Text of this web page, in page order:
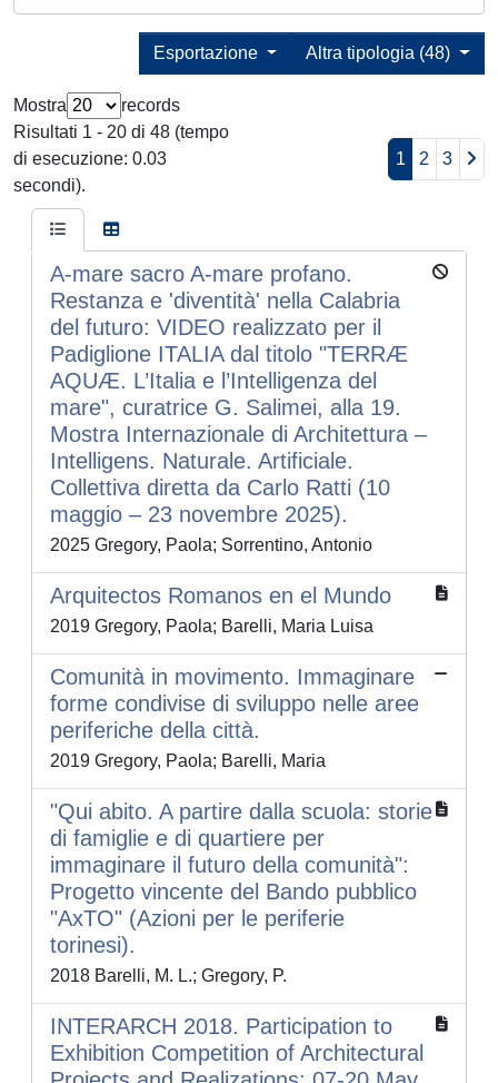
Altra tipologia (48)
Esportazione
Mostra
records
Risultati 1 - 20 di 48 (tempo
di esecuzione: 0.03
secondi).
1 2 3
A-mare sacro A-mare profano.
Restanza e 'diventità' nella Calabria
del futuro: VIDEO realizzato per il
Padiglione ITALIA dal titolo "TERRÆ
AQUÆ. L’Italia e l’Intelligenza del
mare", curatrice G. Salimei, alla 19.
Mostra Internazionale di Architettura –
Intelligens. Naturale. Artificiale.
Collettiva diretta da Carlo Ratti (10
maggio – 23 novembre 2025).
2025 Gregory, Paola; Sorrentino, Antonio
Arquitectos Romanos en el Mundo
2019 Gregory, Paola; Barelli, Maria Luisa
Comunità in movimento. Immaginare
forme condivise di sviluppo nelle aree
periferiche della città.
2019 Gregory, Paola; Barelli, Maria
"Qui abito. A partire dalla scuola: storie
di famiglie e di quartiere per
immaginare il futuro della comunità":
Progetto vincente del Bando pubblico
"AxTO" (Azioni per le periferie
torinesi).
2018 Barelli, M. L.; Gregory, P.
INTERARCH 2018. Participation to
Exhibition Competition of Architectural